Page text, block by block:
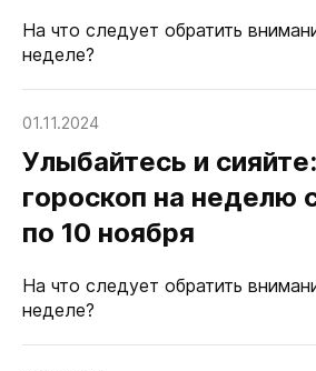
На что следует обратить
неделе?
01.11.2024
Улыбайтесь и
гороскоп на неделю
по 10 ноября
На что следует обратить
неделе?